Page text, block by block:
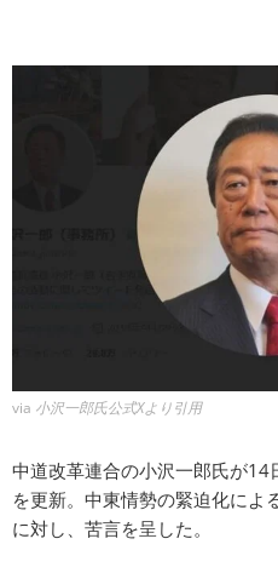
via 小沢一郎氏公式Xより引用
中道改革連合の小沢一郎氏が14
を更新。中東情勢の緊迫化によ
に対し、苦言を呈した。